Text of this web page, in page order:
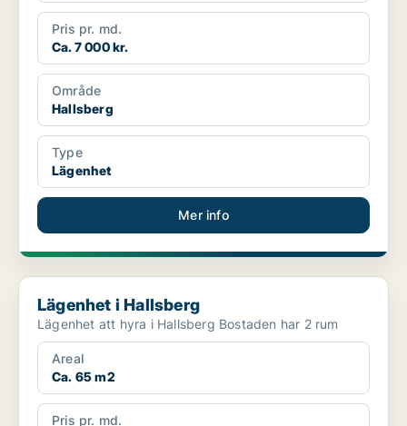
Pris pr. md.
Ca. 7 000 kr.
Område
Hallsberg
Type
Lägenhet
Mer info
Lägenhet i Hallsberg
Lägenhet i Hallsberg
Lägenhet att hyra i Hallsberg Bostaden har 2 rum
Areal
Ca. 65 m2
Pris pr. md.